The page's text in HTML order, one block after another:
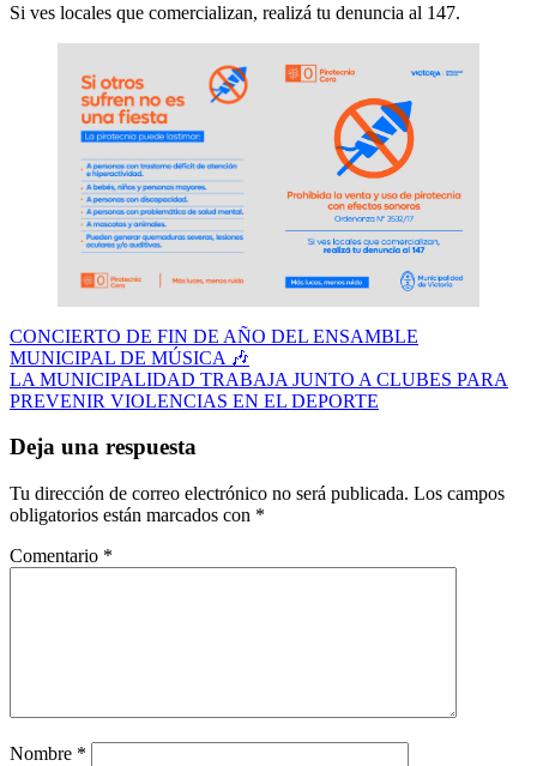
Si ves locales que comercializan, realizá tu denuncia al 147.
Navegación
de
entradas
CONCIERTO DE FIN DE AÑO DEL ENSAMBLE
MUNICIPAL DE MÚSICA 🎶
LA MUNICIPALIDAD TRABAJA JUNTO A CLUBES PARA
PREVENIR VIOLENCIAS EN EL DEPORTE
Deja una respuesta
Tu dirección de correo electrónico no será publicada. Los campos
obligatorios están marcados con *
Comentario *
Nombre *